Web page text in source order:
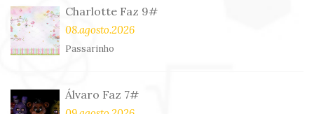
Charlotte Faz 9#
08.agosto.2026
Passarinho
Álvaro Faz 7#